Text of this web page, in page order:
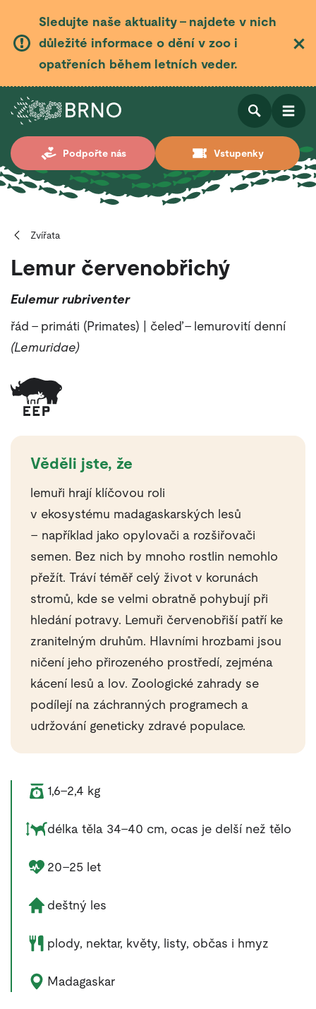
Sledujte naše aktuality – najdete v nich
důležité informace o dění v zoo i
opatřeních během letních veder.
Podpořte nás Vstupenky
Otevřít
Otevřít
Zvířata
Lemur červenobřichý
Eulemur rubriventer
řád – primáti (Primates) | čeleď – lemurovití denní
(Lemuridae)
Věděli jste, že
lemuři hrají klíčovou roli
v ekosystému madagaskarských lesů
– například jako opylovači a rozšiřovači
semen. Bez nich by mnoho rostlin nemohlo
přežít. Tráví téměř celý život v korunách
stromů, kde se velmi obratně pohybují při
hledání potravy. Lemuři červenobřiší patří ke
zranitelným druhům. Hlavními hrozbami jsou
ničení jeho přirozeného prostředí, zejména
kácení lesů a lov. Zoologické zahrady se
podílejí na záchranných programech a
udržování geneticky zdravé populace.
Váha zvířete:
1,6–2,4 kg
Rozměry zvířete:
délka těla 34–40 cm, ocas je delší než tělo
Délka života zvířete:
20–25 let
Životní prostředí zvířete:
deštný les
Potrava zvířete:
plody, nektar, květy, listy, občas i hmyz
Výskyt zvířete:
Madagaskar